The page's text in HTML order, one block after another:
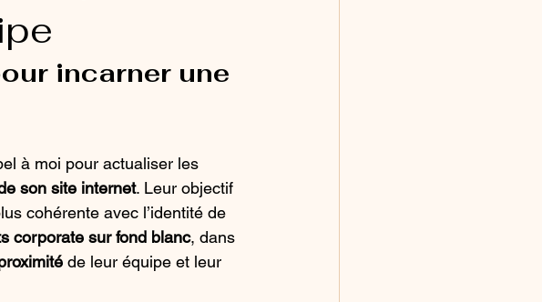
incarner une
à moi pour actualiser les
son site internet. Leur objectif
cohérente avec l’identité de
corporate sur fond blanc, dans
de leur équipe et leur